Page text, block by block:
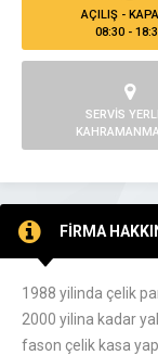
AÇILIŞ -
08:30 -
SERVİS
FİRMA
1988 yilinda çelik
2000 yilina kadar
fason çelik kasa